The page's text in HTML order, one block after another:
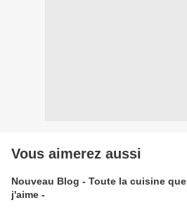
Vous aimerez aussi
Nouveau Blog - Toute la cuisine que
j'aime -